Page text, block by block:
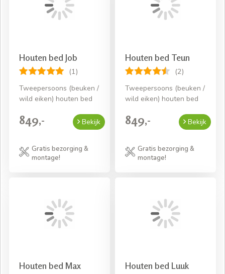
Houten bed Job
(1)
Tweepersoons (beuken /
wild eiken) houten bed
849,- Bekijk
Gratis bezorging &
montage!
Houten bed Teun
(2)
Tweepersoons (beuken /
wild eiken) houten bed
849,- Bekijk
Gratis bezorging &
montage!
Houten bed Max Houten bed Luuk